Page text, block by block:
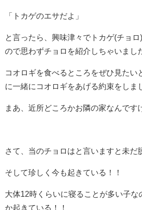
「トカゲのエサだよ」
と言ったら、興味津々でトカゲ(チョ
ので思わずチョロを紹介しちゃいまし
コオロギを食べるところをぜひ見たい
に一緒にコオロギをあげる約束をしま
まあ、近所どころかお隣の家なんです
さて、当のチョロはと言いますと未だ
そして珍しく今も起きている！！
大体12時くらいに寝ることが多い子な
か起きている！！